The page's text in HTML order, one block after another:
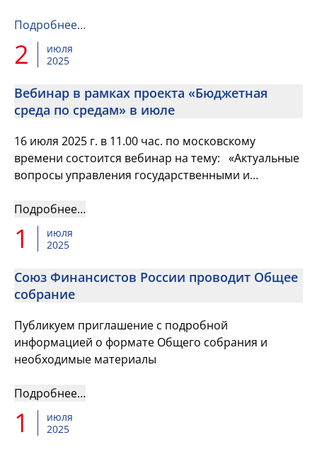
Подробнее…
2
июля
2025
Вебинар в рамках проекта «Бюджетная
среда по средам» в июле
16 июля 2025 г. в 11.00 час. по московскому
времени состоится вебинар на тему: «Актуальные
вопросы управления государственными и
Подробнее…
1
июля
2025
Союз Финансистов России проводит Общее
собрание
Публикуем приглашение с подробной
информацией о формате Общего собрания и
необходимые материалы
Подробнее…
1
июля
2025